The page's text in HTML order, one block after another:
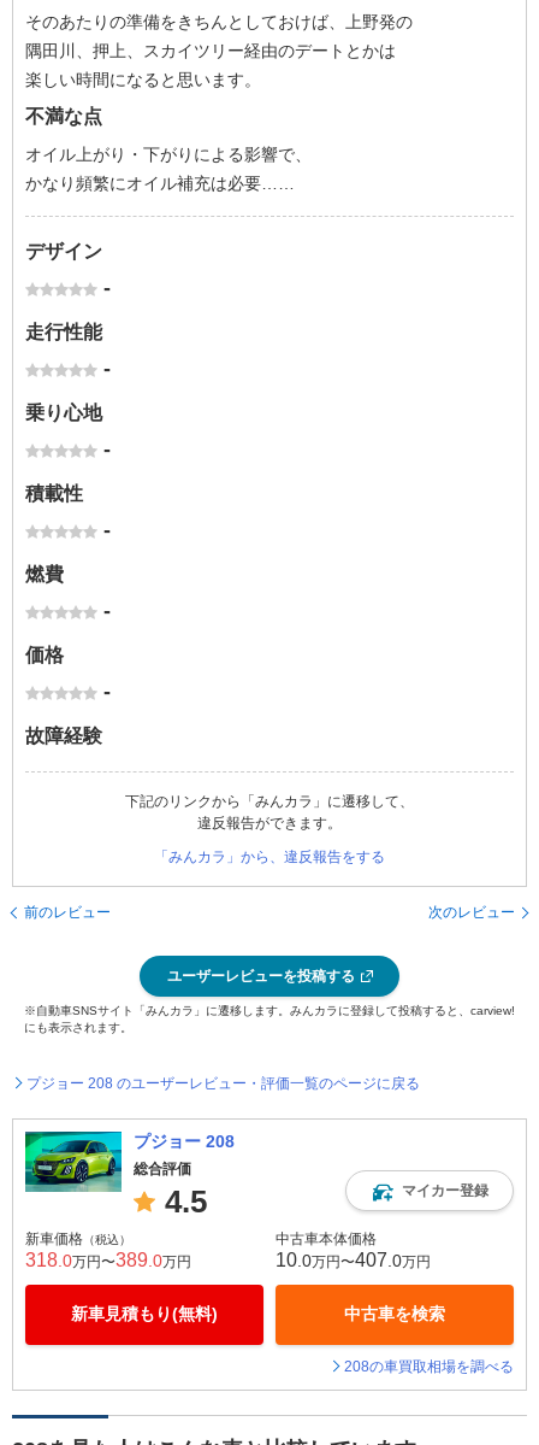
そのあたりの準備をきちんとしておけば、上野発の
隅田川、押上、スカイツリー経由のデートとかは
楽しい時間になると思います。
不満な点
オイル上がり・下がりによる影響で、
かなり頻繁にオイル補充は必要……
デザイン
-
走行性能
-
乗り心地
-
積載性
-
燃費
-
価格
-
故障経験
下記のリンクから「みんカラ」に遷移して、
違反報告ができます。
「みんカラ」から、違反報告をする
前のレビュー 次のレビュー
ユーザーレビューを投稿する
※自動車SNSサイト「みんカラ」に遷移します。みんカラに登録して投稿すると、carview!
にも表示されます。
プジョー 208 のユーザーレビュー・評価一覧のページに戻る
プジョー 208
総合評価
4.5 マイカー登録
新車価格 （税込）
318 .0万円〜389 .0万円
新車見積もり(無料)
中古車本体価格
10 .0万円〜407 .0万円
中古車を検索
208の車買取相場を調べる